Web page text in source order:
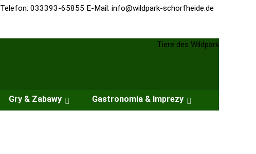
Telefon: 033393-65855 E-Mail: info@wildpark-schorfheide.de
Gry & Zabawy Gastronomia & Imprezy